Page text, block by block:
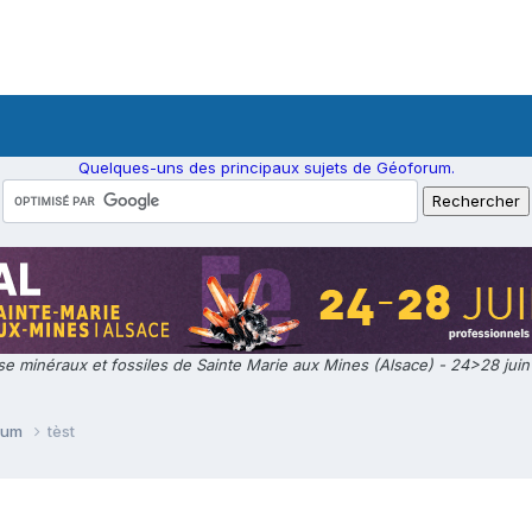
Quelques-uns des principaux sujets de Géoforum.
minéraux et fossiles de Sainte Marie aux Mines (Alsace) - 24>28
tèst